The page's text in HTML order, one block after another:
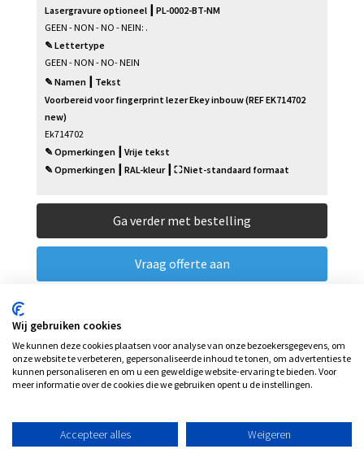
Lasergravure optioneel ┃ PL-0002-BT-NM
GEEN - NON - NO - NEIN: .
✎ Lettertype
GEEN - NON - NO- NEIN
✎ Namen ┃ Tekst
Voorbereid voor fingerprint lezer Ekey inbouw (REF EK714702
new)
Ek714702
✎ Opmerkingen ┃ Vrije tekst
✎ Opmerkingen ┃ RAL-kleur ┃ ⛶ Niet-standaard formaat
Ga verder met bestelling
Vraag offerte aan
Wij gebruiken cookies
We kunnen deze cookies plaatsen voor analyse van onze bezoekersgegevens, om
onze website te verbeteren, gepersonaliseerde inhoud te tonen, om advertenties te
kunnen personaliseren en om u een geweldige website-ervaring te bieden. Voor
meer informatie over de cookies die we gebruiken opent u de instellingen.
Accepteer alles Weigeren